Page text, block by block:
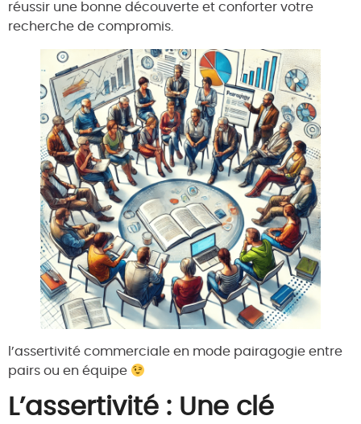
réussir une bonne découverte et conforter votre
recherche de compromis.
l’assertivité commerciale en mode pairagogie entre
pairs ou en équipe
L’assertivité : Une clé